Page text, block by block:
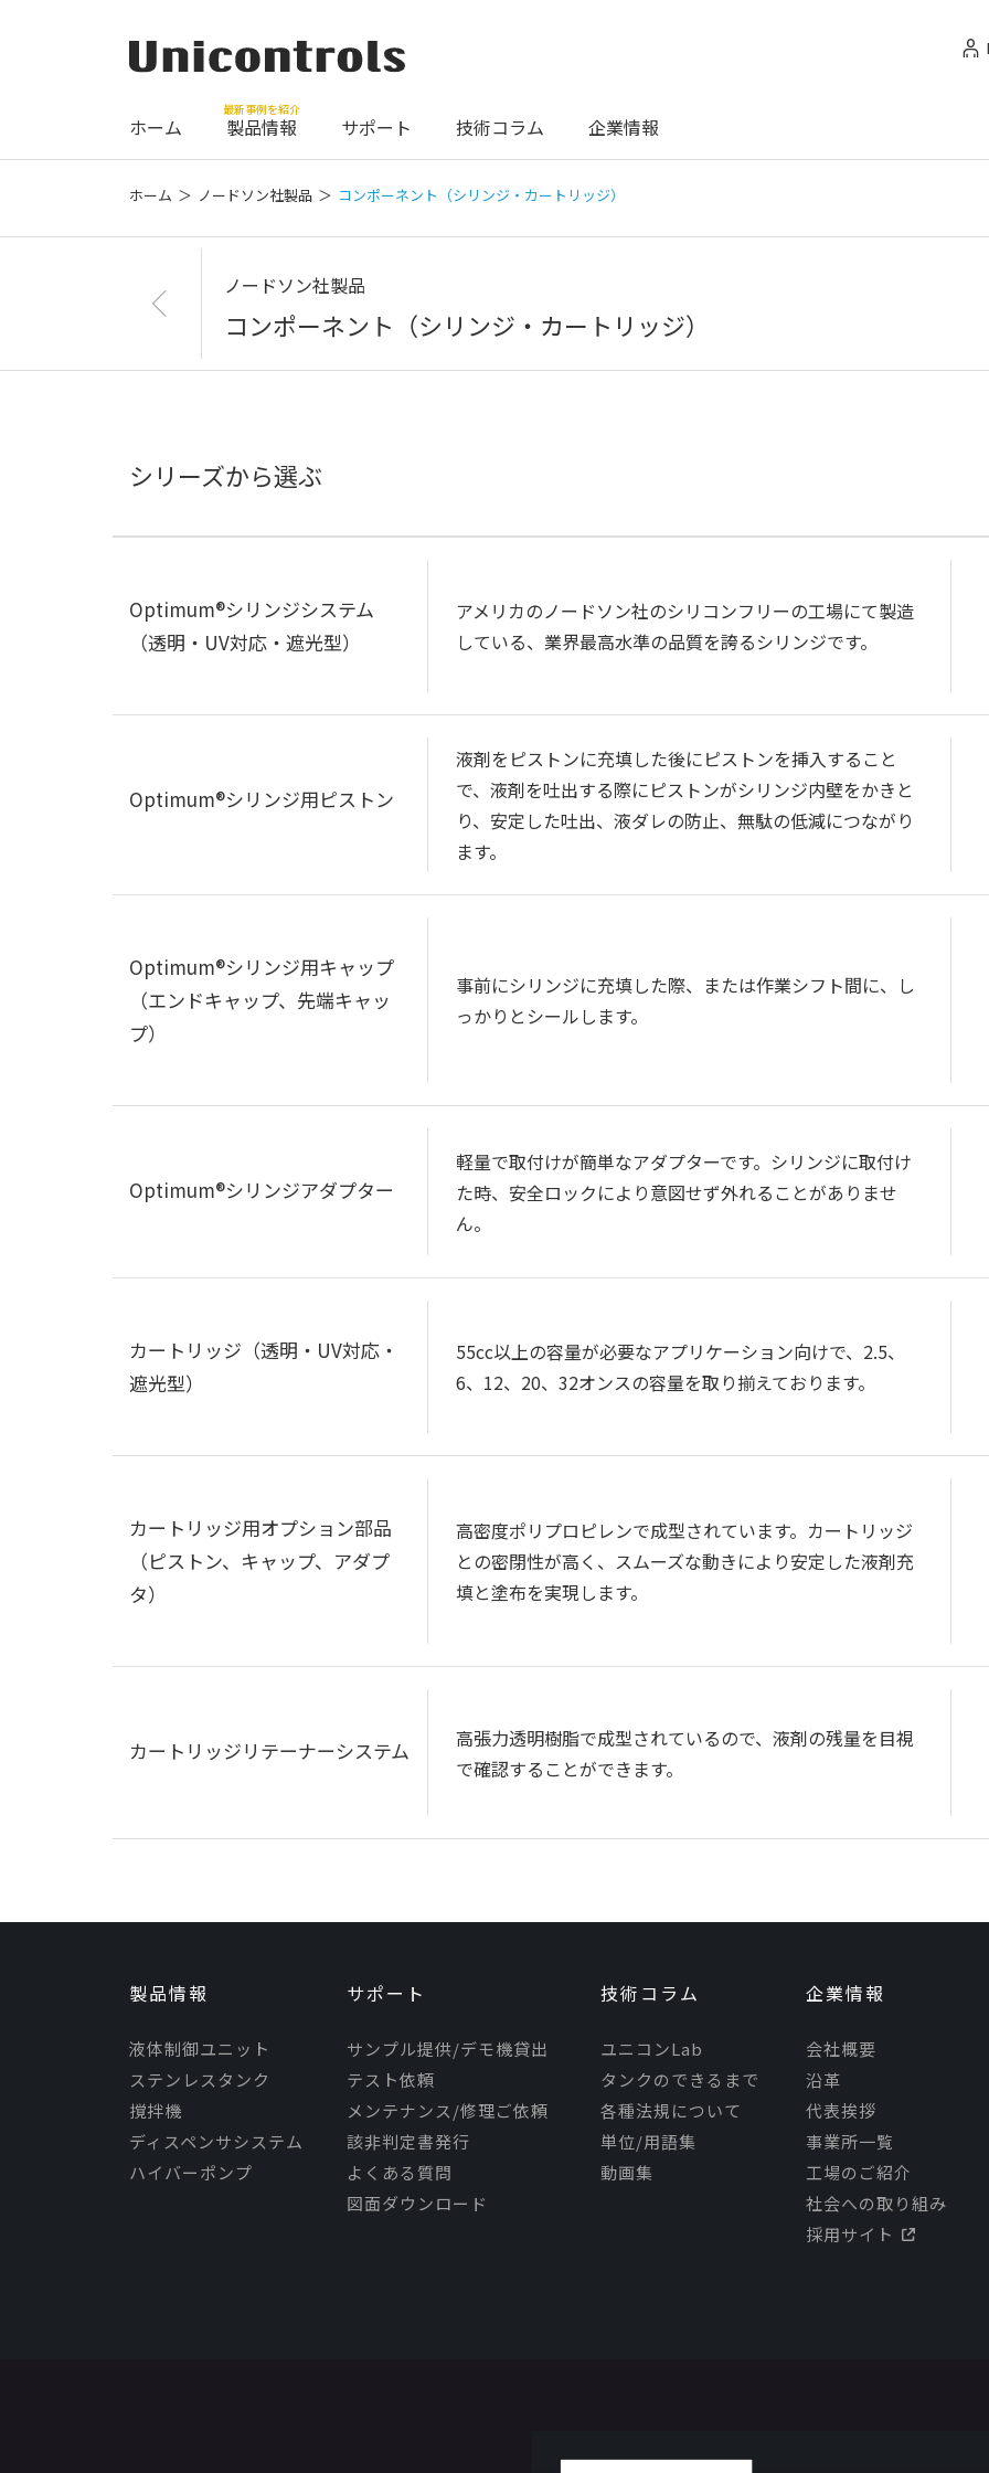
ホーム 製品情報
最新事例を紹介
サポート 技術コラム 企業情報
ホーム ノードソン社製品 コンポーネント（シリンジ・カートリッジ）
ノードソン社製品
コンポーネント（シリンジ・カートリッジ）
シリーズから選ぶ
Optimum®シリンジシステム
（透明・UV対応・遮光型）
アメリカのノードソン社のシリコンフリーの工場にて製造
している、業界最高水準の品質を誇るシリンジです。
Optimum®シリンジ用ピストン
液剤をピストンに充填した後にピストンを挿入すること
で、液剤を吐出する際にピストンがシリンジ内壁をかきと
り、安定した吐出、液ダレの防止、無駄の低減につながり
ます。
Optimum®シリンジ用キャップ
（エンドキャップ、先端キャッ
プ）
事前にシリンジに充填した際、または作業シフト間に、し
っかりとシールします。
Optimum®シリンジアダプター
軽量で取付けが簡単なアダプターです。シリンジに取付け
た時、安全ロックにより意図せず外れることがありませ
ん。
カートリッジ（透明・UV対応・
遮光型）
55cc以上の容量が必要なアプリケーション向けで、2.5、
6、12、20、32オンスの容量を取り揃えております。
カートリッジ用オプション部品
（ピストン、キャップ、アダプ
タ）
高密度ポリプロピレンで成型されています。カートリッジ
との密閉性が高く、スムーズな動きにより安定した液剤充
填と塗布を実現します。
カートリッジリテーナーシステム
高張力透明樹脂で成型されているので、液剤の残量を目視
で確認することができます。
製品情報
液体制御ユニット
ステンレスタンク
撹拌機
ディスペンサシステム
ハイバーポンプ
サポート
サンプル提供/デモ機貸出
テスト依頼
メンテナンス/修理ご依頼
該非判定書発行
よくある質問
図面ダウンロード
技術コラム
ユニコンLab
タンクのできるまで
各種法規について
単位/用語集
動画集
企業情報
会社概要
沿革
代表挨拶
事業所一覧
工場のご紹介
社会への取り組み
採用サイト